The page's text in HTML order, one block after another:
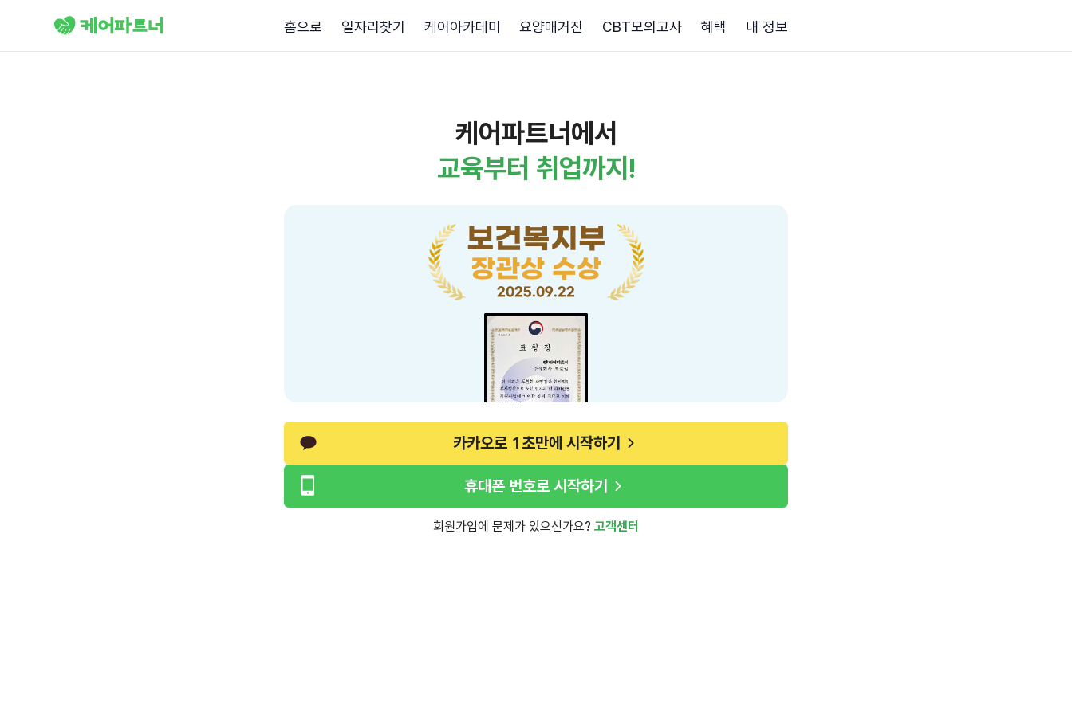
홈으로 일자리찾기 케어아카데미 요양매거진 CBT모의고사 혜택 내 정보
케어파트너에서
교육부터 취업까지!
보건복지부
장관상 수상
2025.09.22
카카오로 1초만에 시작하기
휴대폰 번호로 시작하기
회원가입에 문제가 있으신가요? 고객센터